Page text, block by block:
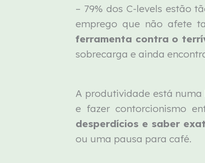
– 79% dos C-levels estão
emprego que não afete
ferramenta contra o
sobrecarga e ainda
A produtividade está numa
e fazer contorcionismo
desperdícios e saber
ou uma pausa para café.